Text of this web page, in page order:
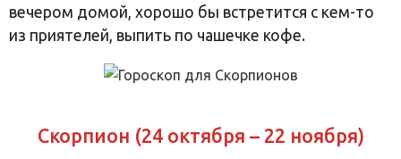
вечером домой, хорошо бы встретится с кем-то
из приятелей, выпить по чашечке кофе.
Скорпион (24 октября – 22 ноября)